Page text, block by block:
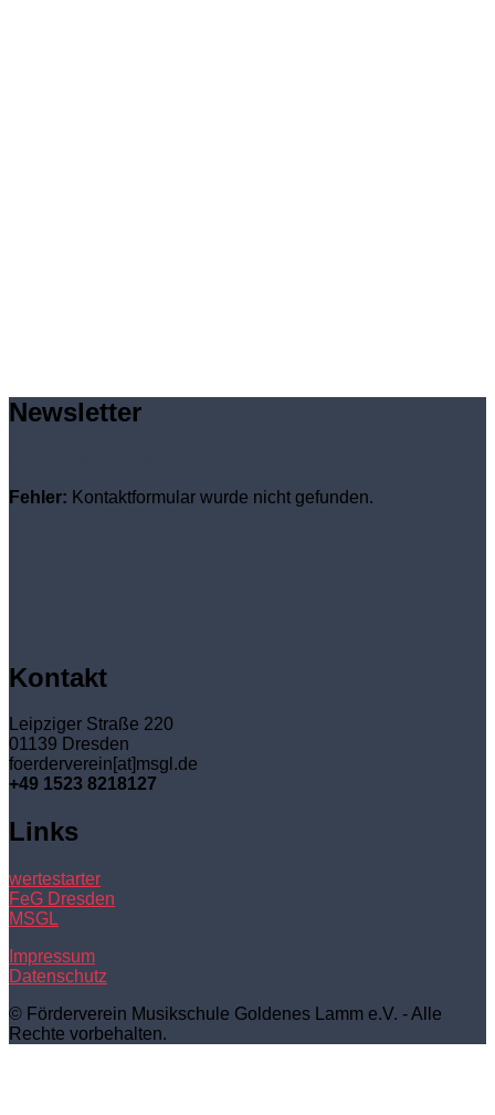
Newsletter
Fehler: Kontaktformular wurde nicht gefunden.
Kontakt
Leipziger Straße 220
01139 Dresden
foerderverein[at]msgl.de
+49 1523 8218127
Links
wertestarter
FeG Dresden
MSGL
Impressum
Datenschutz
© Förderverein Musikschule Goldenes Lamm e.V. - Alle
Rechte vorbehalten.